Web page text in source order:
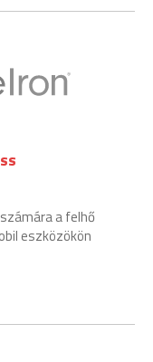
a felhő
eszközökön